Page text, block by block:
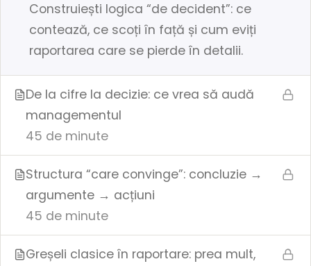
Construiești logica “de decident”: ce
contează, ce scoți în față și cum eviți
raportarea care se pierde în detalii.
De la cifre la decizie: ce vrea să audă
managementul
45 de minute
Structura “care convinge”: concluzie →
argumente → acțiuni
45 de minute
Greșeli clasice în raportare: prea mult,